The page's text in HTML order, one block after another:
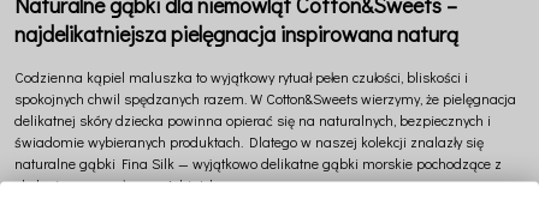
najdelikatniejsza pielęgnacja inspirowana naturą
Codzienna kąpiel maluszka to wyjątkowy rytuał pełen czułości, bliskości i
spokojnych chwil spędzanych razem. W Cotton&Sweetswierzymy, że pielęgnacja
delikatnej skóry dziecka powinna opierać się na naturalnych, bezpiecznych i
świadomie wybieranych produktach. Dlatego w naszej kolekcji znalazły się
naturalne gąbki Fina Silk — wyjątkowo delikatne gąbki morskie pochodzące z
ekologicznego połowu z Adriatyku.